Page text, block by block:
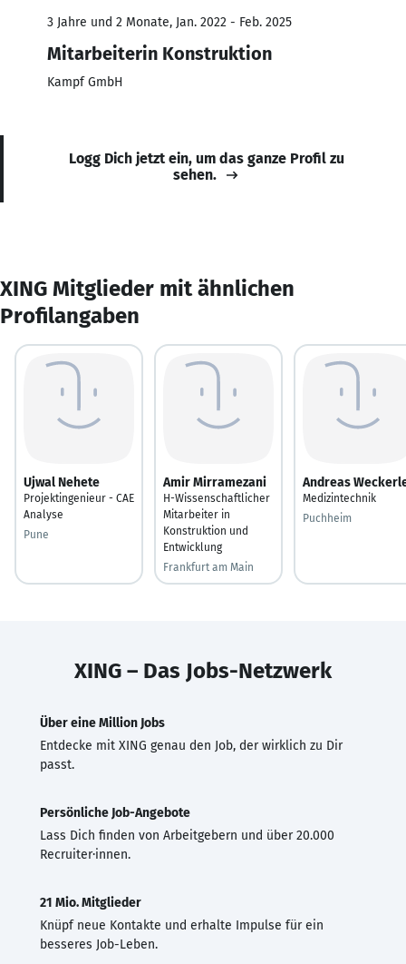
3 Jahre und 2 Monate, Jan. 2022 - Feb. 2025
Mitarbeiterin Konstruktion
Kampf GmbH
Logg Dich jetzt ein, um das ganze Profil zu
sehen.
XING Mitglieder mit ähnlichen
Profilangaben
Ujwal Nehete
Projektingenieur - CAE
Analyse
Pune
Amir Mirramezani
H-Wissenschaftlicher
Mitarbeiter in
Konstruktion und
Entwicklung
Frankfurt am Main
Andreas
Medizintechnik
Puchheim
XING – Das Jobs-Netzwerk
Über eine Million Jobs
Entdecke mit XING genau den Job, der wirklich zu Dir
passt.
Persönliche Job-Angebote
Lass Dich finden von Arbeitgebern und über 20.000
Recruiter·innen.
21 Mio. Mitglieder
Knüpf neue Kontakte und erhalte Impulse für ein
besseres Job-Leben.